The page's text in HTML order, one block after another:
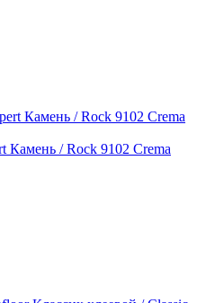
Камень / Rock 9102 Crema